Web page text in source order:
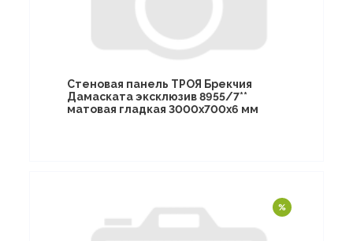
Стеновая панель ТРОЯ Брекчия
Дамаската эксклюзив 8955/7**
матовая гладкая 3000х700х6 мм